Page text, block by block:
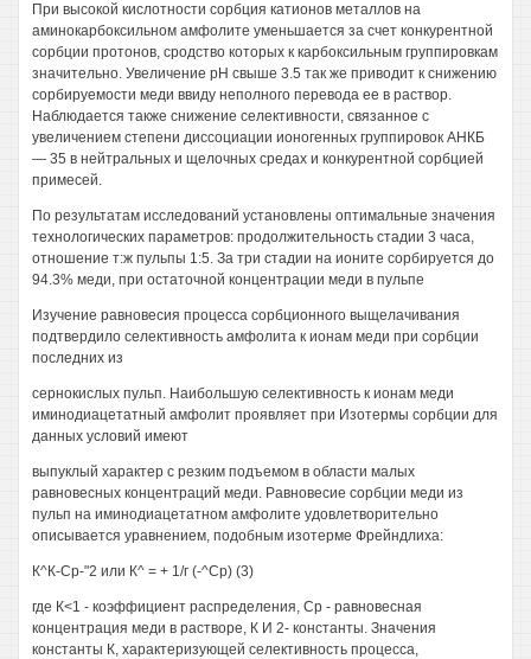
При высокой кислотности сорбция катионов металлов на
аминокарбоксильном амфолите уменьшается за счет конкурентной
сорбции протонов, сродство которых к карбоксильным группировкам
значительно. Увеличение рН свыше 3.5 так же приводит к снижению
сорбируемости меди ввиду неполного перевода ее в раствор.
Наблюдается также снижение селективности, связанное с
увеличением степени диссоциации ионогенных группировок АНКБ
— 35 в нейтральных и щелочных средах и конкурентной сорбцией
примесей.
По результатам исследований установлены оптимальные значения
технологических параметров: продолжительность стадии 3 часа,
отношение т:ж пульпы 1:5. За три стадии на ионите сорбируется до
94.3% меди, при остаточной концентрации меди в пульпе
Изучение равновесия процесса сорбционного выщелачивания
подтвердило селективность амфолита к ионам меди при сорбции
последних из
сернокислых пульп. Наибольшую селективность к ионам меди
иминодиацетатный амфолит проявляет при Изотермы сорбции для
данных условий имеют
выпуклый характер с резким подъемом в области малых
равновесных концентраций меди. Равновесие сорбции меди из
пульп на иминодиацетатном амфолите удовлетворительно
описывается уравнением, подобным изотерме Фрейндлиха:
К^К-Ср-"2 или К^ = + 1/г (-^Ср) (3)
где К<1 - коэффициент распределения, Ср - равновесная
концентрация меди в растворе, К И 2- константы. Значения
константы К, характеризующей селективность процесса,